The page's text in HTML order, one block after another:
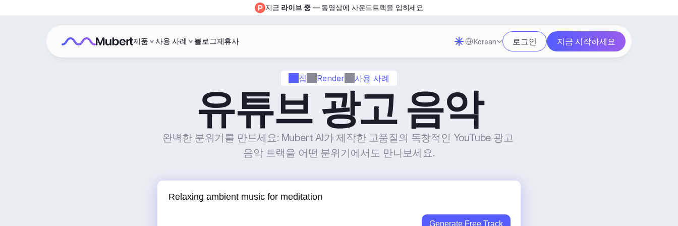
집 Render 사용 사례
유튜브 광고 음악
완벽한 분위기를 만드세요: Mubert AI가 제작한 고품질의 독창적인 YouTube 광고
음악 트랙을 어떤 분위기에서도 만나보세요.
Generate Free Track
지금 라이브 중 — 동영상에 사운드트랙을 입히세요
제품 사용 사례 블로그제휴사 Select Language
Korean 로그인 지금 시작하세요